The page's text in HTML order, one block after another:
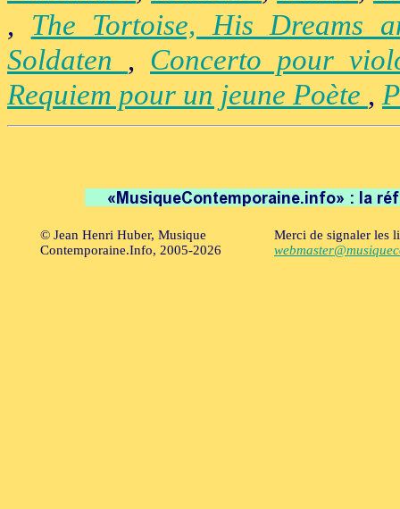
, The Tortoise, His Dreams
Soldaten , Concerto pour
Requiem pour un jeune Poète ,
© Jean Henri Huber, Musique
Contemporaine.Info, 2005-2026
Merci de signaler les